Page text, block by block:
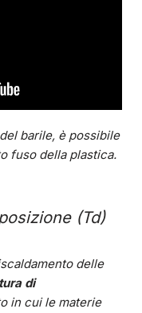
barile, è possibile
fuso della plastica.
(Td)
delle
di
in cui le materie